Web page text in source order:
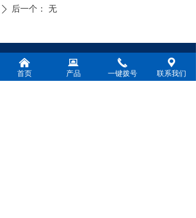
ꄲ 后一个： 无
电话：0571-83782000
传真：0571-82651736
낀
首页
뀵
产品
끅
一键拨号
끇
联系我们